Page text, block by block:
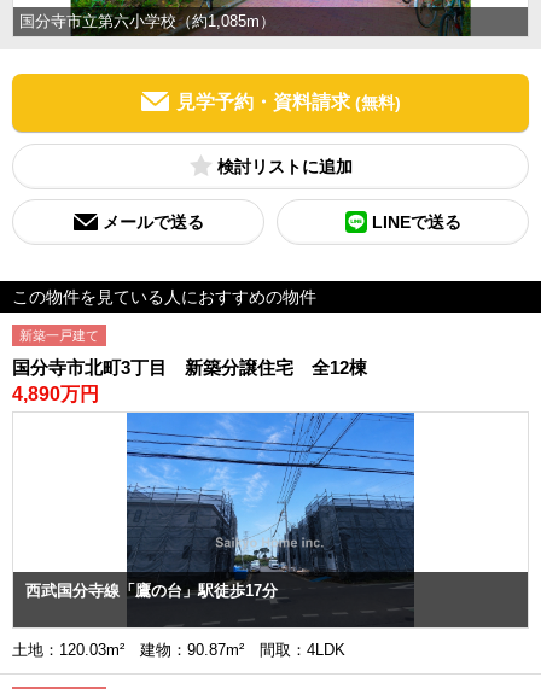
国分寺市立第六小学校（約1,085m）
見学予約・資料請求 (無料)
検討リスト
メールで送る LINEで送る
この物件を見ている人におすすめの物件
新築一戸建て
国分寺市北町3丁目 新築分譲住宅 全12棟
4,890万円
西武国分寺線「鷹の台」駅徒歩17分
土地：120.03m² 建物：90.87m² 間取：4LDK